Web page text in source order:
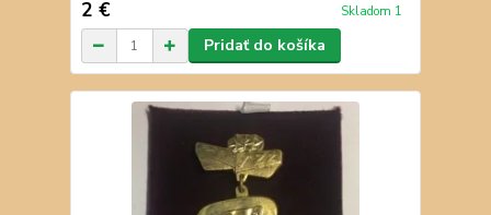
2 € Skladom 1
Pridať do košíka